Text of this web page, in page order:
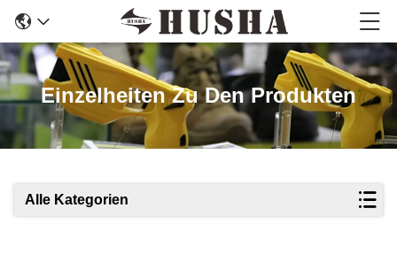
Einzelheiten Zu Den Produkten
Alle Kategorien